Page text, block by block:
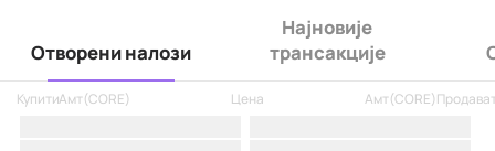
Отворени налози
Најновије
трансакције
КупитиАмт (CORE) Цена Амт (CORE)